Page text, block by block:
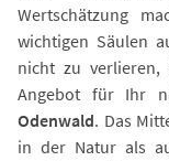
Wertschätzung
wichtigen Säulen
nicht zu
Angebot für Ihr
Odenwald. Das
in der Natur als